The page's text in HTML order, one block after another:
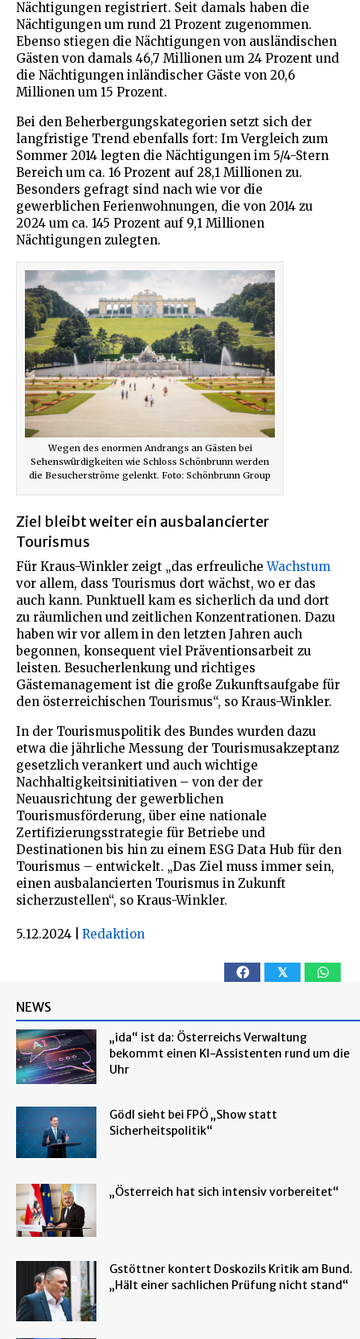
Nächtigungen registriert. Seit damals haben die
Nächtigungen um rund 21 Prozent zugenommen.
Ebenso stiegen die Nächtigungen von ausländischen
Gästen von damals 46,7 Millionen um 24 Prozent und
die Nächtigungen inländischer Gäste von 20,6
Millionen um 15 Prozent.
Bei den Beherbergungskategorien setzt sich der
langfristige Trend ebenfalls fort: Im Vergleich zum
Sommer 2014 legten die Nächtigungen im 5/4-Stern
Bereich um ca. 16 Prozent auf 28,1 Millionen zu.
Besonders gefragt sind nach wie vor die
gewerblichen Ferienwohnungen, die von 2014 zu
2024 um ca. 145 Prozent auf 9,1 Millionen
Nächtigungen zulegten.
Wegen des enormen Andrangs an Gästen bei
Sehenswürdigkeiten wie Schloss Schönbrunn werden
die Besucherströme gelenkt. Foto: Schönbrunn Group
Ziel bleibt weiter ein ausbalancierter
Tourismus
Für Kraus-Winkler zeigt „das erfreulicheWachstum
vor allem, dass Tourismus dort wächst, wo er das
auch kann. Punktuell kam es sicherlich da und dort
zu räumlichen und zeitlichen Konzentrationen. Dazu
haben wir vor allem in den letzten Jahren auch
begonnen, konsequent viel Präventionsarbeit zu
leisten. Besucherlenkung und richtiges
Gästemanagement ist die große Zukunftsaufgabe für
den österreichischen Tourismus“, so Kraus-Winkler.
In der Tourismuspolitik des Bundes wurden dazu
etwa die jährliche Messung der Tourismusakzeptanz
gesetzlich verankert und auch wichtige
Nachhaltigkeitsinitiativen – von der der
Neuausrichtung der gewerblichen
Tourismusförderung, über eine nationale
Zertifizierungsstrategie für Betriebe und
Destinationen bis hin zu einem ESG Data Hub für den
Tourismus – entwickelt. „Das Ziel muss immer sein,
einen ausbalancierten Tourismus in Zukunft
sicherzustellen“, so Kraus-Winkler.
5.12.2024 Redaktion
𝕏
NEWS
„ida“ ist da: Österreichs Verwaltung
bekommt einen KI-Assistenten rund um die
Uhr
Gödl sieht bei FPÖ „Show statt
Sicherheitspolitik“
„Österreich hat sich intensiv vorbereitet“
Gstöttner kontert Doskozils Kritik am Bund.
„Hält einer sachlichen Prüfung nicht stand“